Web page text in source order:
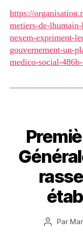
https://
metiers-de-
nexem-expriment-
gouvernement-un-
medico-social-
Auteur
Par